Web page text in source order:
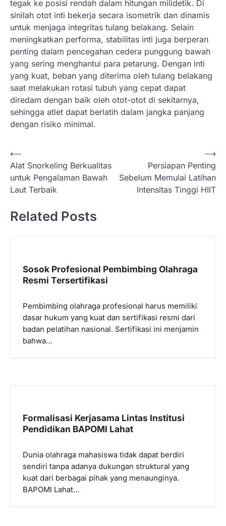
tegak ke posisi rendah dalam hitungan milidetik. Di
sinilah otot inti bekerja secara isometrik dan dinamis
untuk menjaga integritas tulang belakang. Selain
meningkatkan performa, stabilitas inti juga berperan
penting dalam pencegahan cedera punggung bawah
yang sering menghantui para petarung. Dengan inti
yang kuat, beban yang diterima oleh tulang belakang
saat melakukan rotasi tubuh yang cepat dapat
diredam dengan baik oleh otot-otot di sekitarnya,
sehingga atlet dapat berlatih dalam jangka panjang
dengan risiko minimal.
N
a
v
g
⟵
Alat Snorkeling Berkualitas
untuk Pengalaman Bawah
Laut Terbaik
Persiapan Penting
Sebelum Memulai Latihan
Intensitas Tinggi HIIT
⟶
Related Posts
Sosok Profesional Pembimbing Olahraga
Resmi Tersertifikasi
Pembimbing olahraga profesional harus memiliki
dasar hukum yang kuat dan sertifikasi resmi dari
badan pelatihan nasional. Sertifikasi ini menjamin
bahwa…
Formalisasi Kerjasama Lintas Institusi
Pendidikan BAPOMI Lahat
Dunia olahraga mahasiswa tidak dapat berdiri
sendiri tanpa adanya dukungan struktural yang
kuat dari berbagai pihak yang menaunginya.
BAPOMI Lahat…